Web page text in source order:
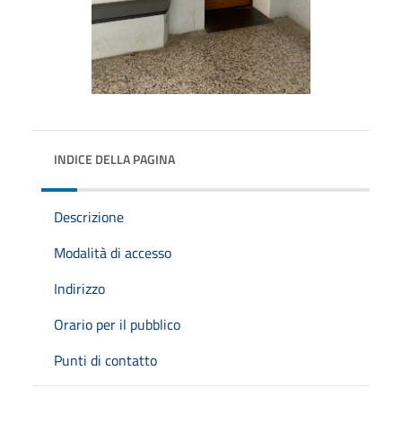
INDICE DELLA PAGINA
Descrizione
Modalità di accesso
Indirizzo
Orario per il pubblico
Punti di contatto